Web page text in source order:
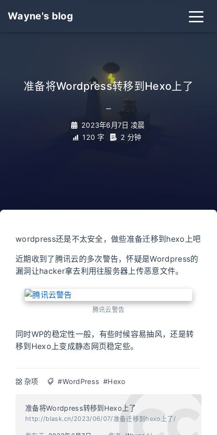
Wayne's blog
准备将Wordpress转移到Hexo上了
2023年6月7日 凌晨
120 字
2 分钟
wordpress还是不太安全，做些准备迁移到hexo上吧
近期收到了腾讯云的多次警告，怀疑是Wordpress的
漏洞让hacker拿去利用往服务器上传恶意文件。
腾讯云警告
同时WP的稳定性一般，有些时候容易抽风，还是转
移到Hexo上变成静态网页稳定些。
杂项 #WordPress #Hexo
准备将Wordpress转移到Hexo上了
http://blask.cn/2023/06/07/准备迁移到hexo上了/